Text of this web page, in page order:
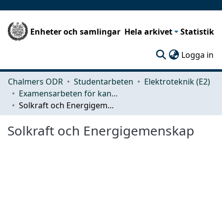
Enheter och samlingar Hela arkivet Statistik
Logga in
Chalmers ODR Studentarbeten
Elektroteknik (E2)
Examensarbeten för kandidatexamen
Solkraft och Energigemenskap
Solkraft och Energigemenskap